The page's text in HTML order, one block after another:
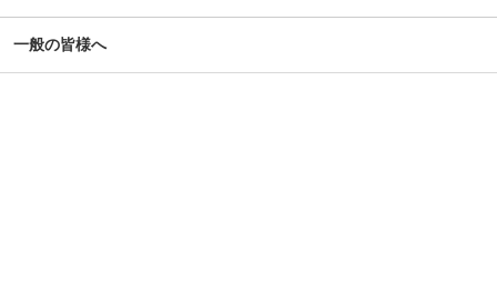
第14回日本がん相談研究会年次大会・プレセミナー
一般の皆様へ